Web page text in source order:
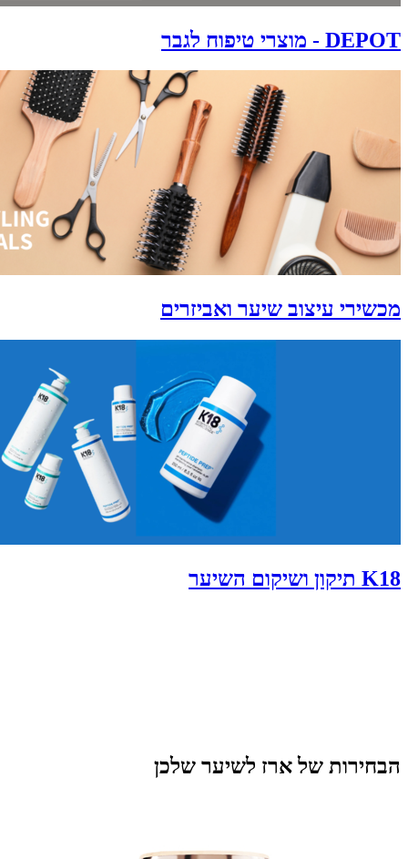
DEPOT - מוצרי טיפוח לגבר
מכשירי עיצוב שיער ואביזרים
K18 תיקון ושיקום השיער
הבחירות של ארז לשיער שלכן